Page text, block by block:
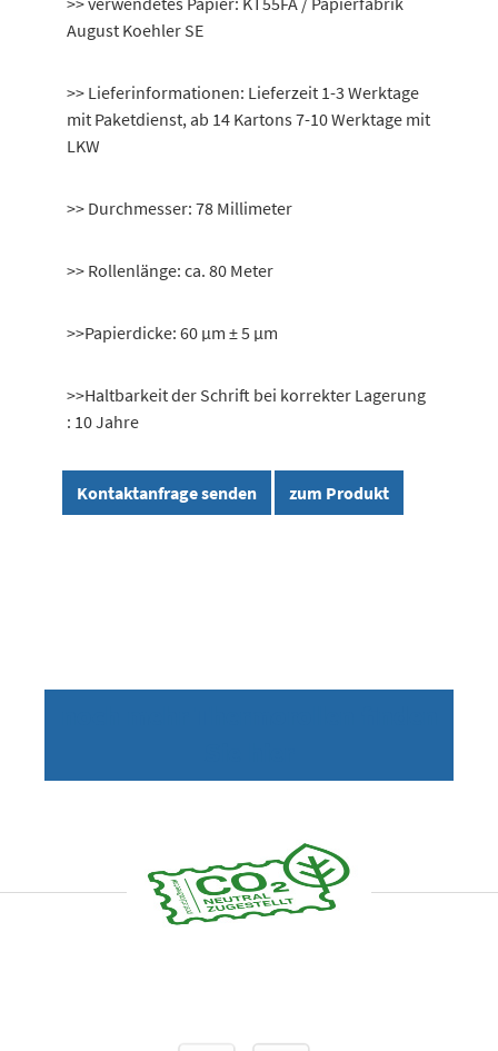
August Koehler SE
>> Lieferinformationen: Lieferzeit 1-3 Werktage
mit Paketdienst, ab 14 Kartons 7-10 Werktage mit
LKW
>> Durchmesser: 78 Millimeter
>> Rollenlänge: ca. 80 Meter
>>Papierdicke: 60 μm ± 5 μm
>>Haltbarkeit der Schrift bei korrekter Lagerung
: 10 Jahre
Kontaktanfrage senden zum Produkt